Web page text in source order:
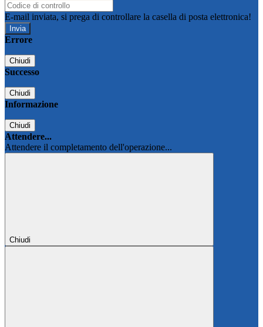
E-mail inviata, si prega di controllare la casella di posta elettronica!
Errore
Chiudi
Successo
Chiudi
Informazione
Chiudi
Attendere...
Attendere il completamento dell'operazione...
Chiudi